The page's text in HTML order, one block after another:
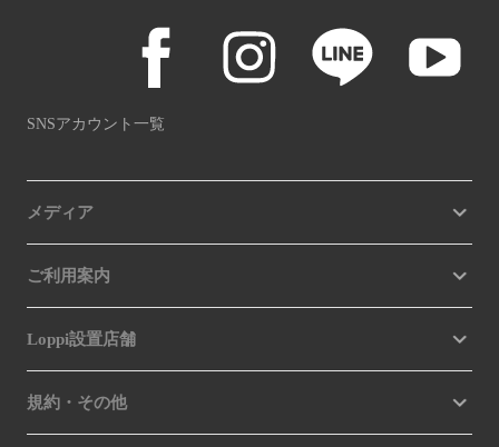
SNSアカウント一覧
メディア
ご利用案内
Loppi設置店舗
規約・その他